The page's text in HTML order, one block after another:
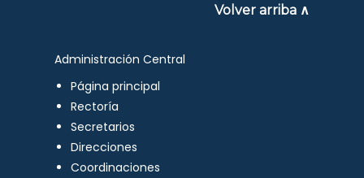
Volver arriba ∧
Administración Central
Página principal
Rectoría
Secretarios
Direcciones
Coordinaciones